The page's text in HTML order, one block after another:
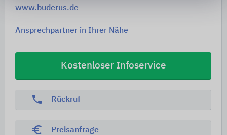
www.buderus.de
Ansprechpartner in Ihrer Nähe
Kostenloser Infoservice
phone Rückruf
euro_symbol Preisanfrage